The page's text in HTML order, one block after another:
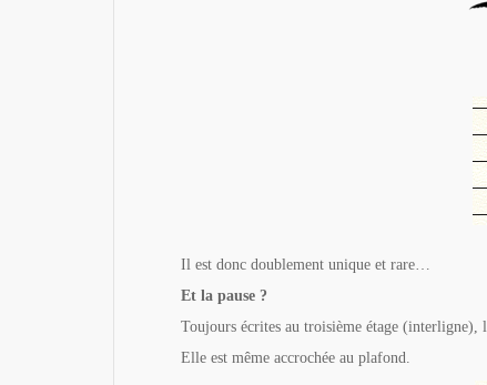
Il est donc doublement unique et rare…
Et la pause ?
Toujours écrites au troisième étage (interligne),
Elle est même accrochée au plafond.